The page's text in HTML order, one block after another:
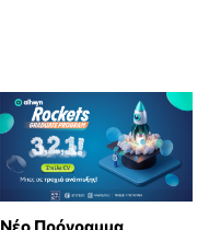
Νέο Πρόγραμμα